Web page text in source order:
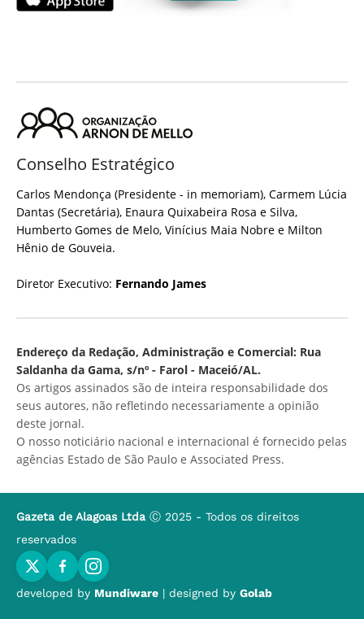
Conselho Estratégico
Carlos Mendonça (Presidente - in memoriam), Carmem Lúcia
Dantas (Secretária), Enaura Quixabeira Rosa e Silva,
Humberto Gomes de Melo, Vinícius Maia Nobre e Milton
Hênio de Gouveia.
Diretor Executivo: Fernando James
Endereço da Redação, Administração e Comercial: Rua
Saldanha da Gama, s/nº - Farol - Maceió/AL.
Os artigos assinados são de inteira responsabilidade dos
seus autores, não refletindo necessariamente a opinião
deste jornal.
O nosso noticiário nacional e internacional é fornecido pelas
agências Estado de São Paulo e Associated Press.
Gazeta de Alagoas Ltda Ⓒ 2025 - Todos os direitos
reservados
developed by Mundiware | designed by Golab